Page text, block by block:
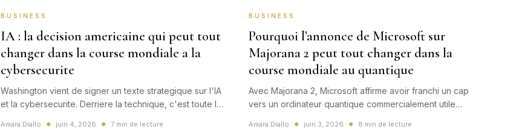
BUSINESS
IA : la decision americaine qui peut tout
changer dans la course mondiale a la
cybersecurite
Washington vient de signer un texte strategique sur l'IA
et la cybersecurite. Derriere la technique, c'est toute la
accelerer, y compris pour la France et l'Europe.
Amara Diallo ◆ juin 4, 2026 ◆ 7 min de lecture
BUSINESS
Pourquoi l’annonce de Microsoft sur
Majorana 2 peut tout changer dans la
course mondiale au quantique
Avec Majorana 2, Microsoft affirme avoir franchi un cap
vers un ordinateur quantique commercialement utile
technologique et business autour du quantique.
Amara Diallo ◆ juin 3, 2026 ◆ 8 min de lecture